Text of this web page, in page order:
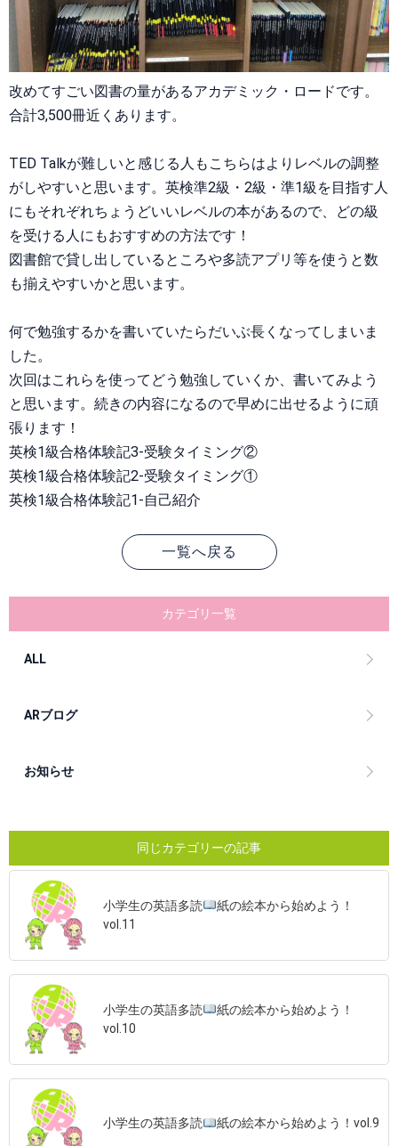
改めてすごい図書の量があるアカデミック・ロードです。
合計3,500冊近くあります。
TED Talkが難しいと感じる人もこちらはよりレベルの調整
がしやすいと思います。英検準2級・2級・準1級を目指す人
にもそれぞれちょうどいいレベルの本があるので、どの級
を受ける人にもおすすめの方法です！
図書館で貸し出しているところや多読アプリ等を使うと数
も揃えやすいかと思います。
何で勉強するかを書いていたらだいぶ長くなってしまいま
した。
次回はこれらを使ってどう勉強していくか、書いてみよう
と思います。続きの内容になるので早めに出せるように頑
張ります！
英検1級合格体験記3-受験タイミング②
英検1級合格体験記2-受験タイミング①
英検1級合格体験記1-自己紹介
一覧へ戻る
カテゴリ一覧
ALL
ARブログ
お知らせ
同じカテゴリーの記事
小学生の英語多読
紙の絵本から始めよう！
vol.11
小学生の英語多読
紙の絵本から始めよう！
vol.10
小学生の英語多読 紙の絵本から始めよう！vol.9